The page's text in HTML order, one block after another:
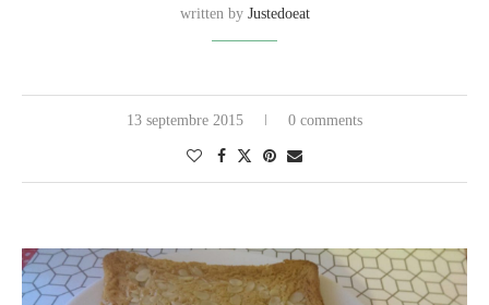
written by Justedoeat
13 septembre 2015 0 comments